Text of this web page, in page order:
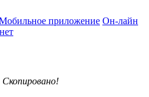
приложение Он-лайн
Скопировано!